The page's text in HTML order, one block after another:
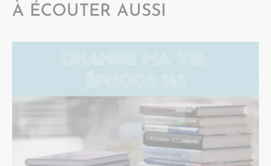
À ÉCOUTER AUSSI